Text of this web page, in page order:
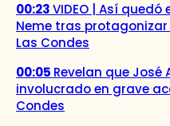
00:23VIDEO | Así
Neme tras
Las Condes
00:05 Revelan que José
involucrado en grave
Condes